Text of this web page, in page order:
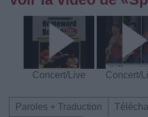
Concert/Live Concert/
Paroles + Traduction